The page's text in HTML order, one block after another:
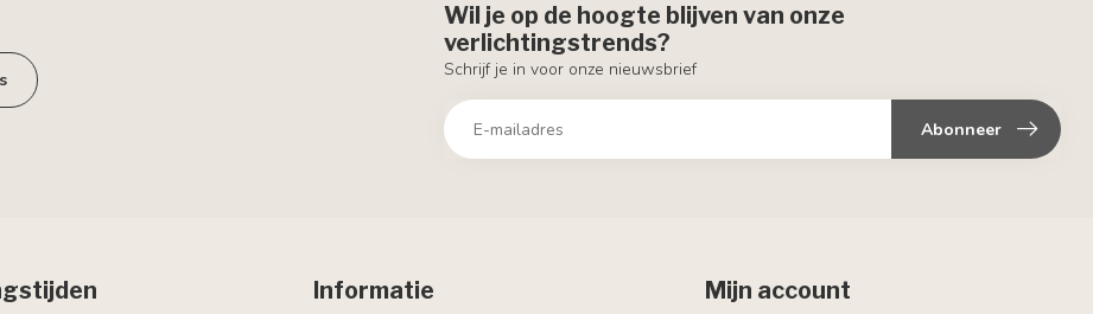
Wil je op de hoogte blijven van onze
verlichtingstrends?
Schrijf je in voor onze nieuwsbrief
Abonneer
Informatie Mijn account